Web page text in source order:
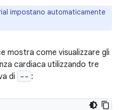
impostano automaticamente
mostra come visualizzare gli
cardiaca utilizzando tre
di
-- :